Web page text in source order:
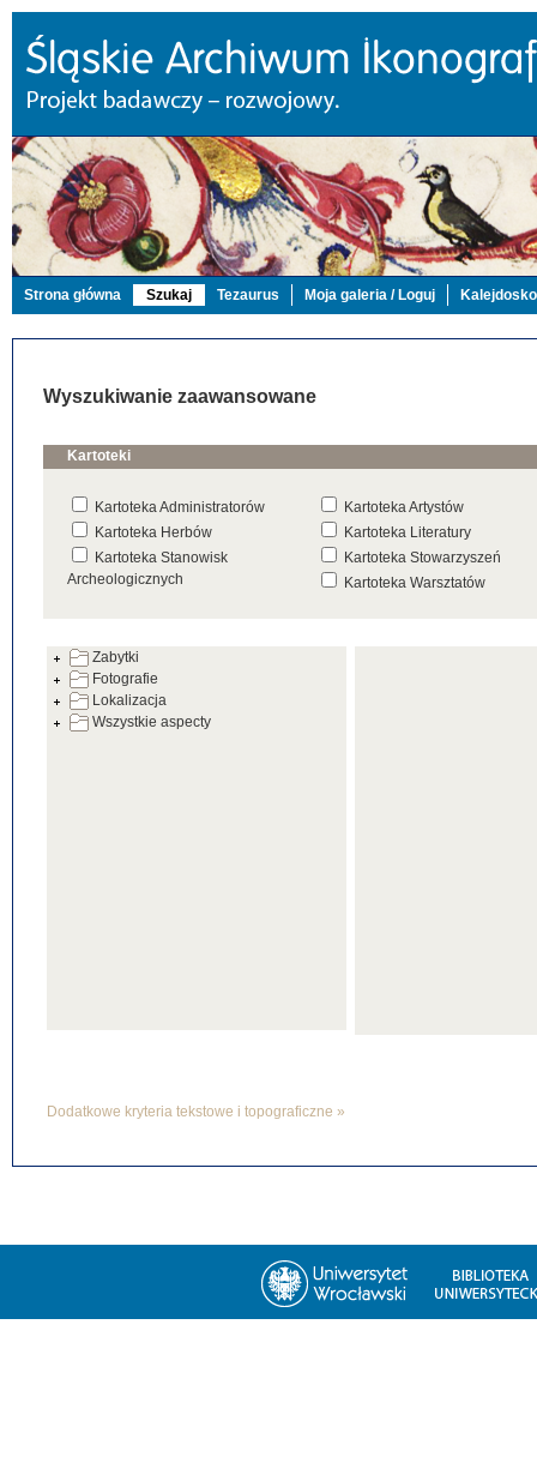
Strona główna Szukaj Tezaurus Moja galeria / Loguj
Wyszukiwanie zaawansowane
Kartoteki
Kartoteka Administratorów
Kartoteka Artystów
Kartoteka Herbów
Kartoteka Literatury
Kartoteka Stanowisk
Archeologicznych
Kartoteka Stowarzyszeń
Kartoteka Warsztatów
Zabytki
Fotografie
Lokalizacja
Wszystkie aspecty
Dodatkowe kryteria tekstowe i topograficzne »